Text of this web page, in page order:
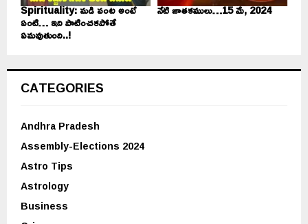
Spirituality: మడి వంట అంటే
ఏంటి… ఇది పాటించకపోతే
ఏమవుతుంది..!
నేటి జాతకములు…15 మే, 2024
CATEGORIES
Andhra Pradesh
Assembly-Elections 2024
Astro Tips
Astrology
Business